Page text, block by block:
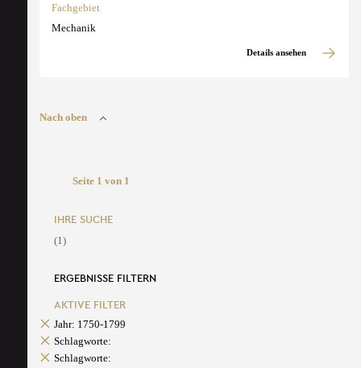
Fachgebiet
Mechanik
Details ansehen
Nach oben
Seite 1 von 1
IHRE SUCHE
(1)
ERGEBNISSE FILTERN
AKTIVE FILTER
Jahr: 1750-1799
Schlagworte:
Schlagworte: